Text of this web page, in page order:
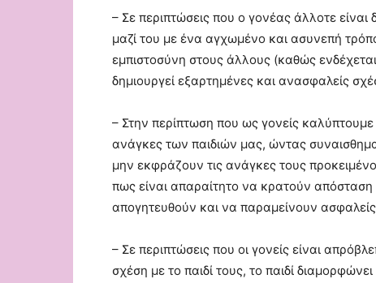
– Σε περιπτώσεις που ο γονέας άλλοτε είναι
μαζί του με ένα αγχωμένο και ασυνεπή
εμπιστοσύνη στους άλλους (καθώς
δημιουργεί εξαρτημένες και ανασφαλείς
– Στην περίπτωση που ως γονείς καλύπτουμε
ανάγκες των παιδιών μας, ώντας
μην εκφράζουν τις ανάγκες τους
πως είναι απαραίτητο να κρατούν
απογητευθούν και να παραμείνουν
– Σε περιπτώσεις που οι γονείς είναι
σχέση με το παιδί τους, το παιδί